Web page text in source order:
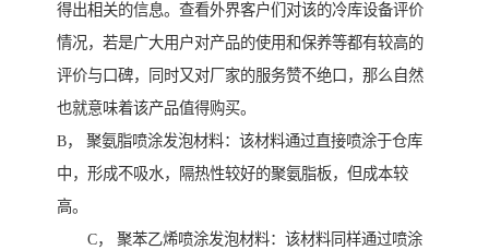
得出相关的信息。查看外界客户们对该的冷库设备评价
情况，若是广大用户对产品的使用和保养等都有较高的
评价与口碑，同时又对厂家的服务赞不绝口，那么自然
也就意味着该产品值得购买。
B， 聚氨脂喷涂发泡材料：该材料通过直接喷涂于仓库
中，形成不吸水，隔热性较好的聚氨脂板，但成本较
高。
C， 聚苯乙烯喷涂发泡材料：该材料同样通过喷涂